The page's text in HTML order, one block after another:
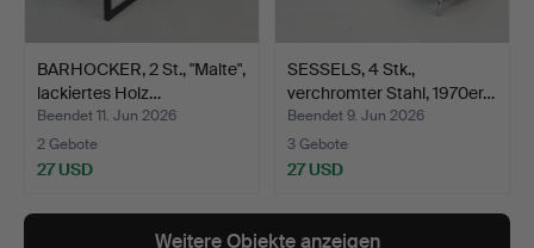
BARHOCKER, 2 St., "Malte",
lackiertes Holz…
Beendet 11. Jun 2026
2 Gebote
27 USD
SESSELS, 4 Stk.,
verchromter Stahl, 1970er…
Beendet 9. Jun 2026
3 Gebote
27 USD
Weitere Objekte anzeigen